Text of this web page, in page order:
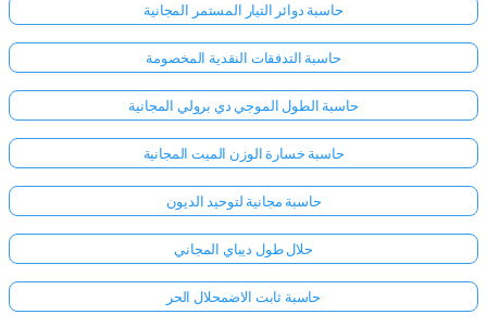
حاسبة دوائر التيار المستمر المجانية
حاسبة التدفقات النقدية المخصومة
حاسبة الطول الموجي دي برولي المجانية
حاسبة خسارة الوزن الميت المجانية
حاسبة مجانية لتوحيد الديون
حلال طول ديباي المجاني
حاسبة ثابت الاضمحلال الحر